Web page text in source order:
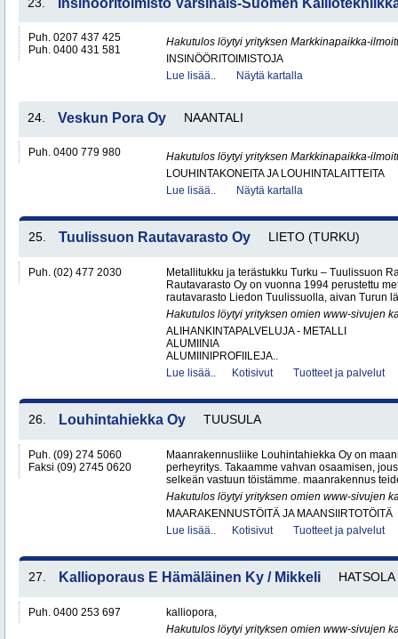
Insinööritoimisto Varsinais-Suomen
Puh. 0207 437 425
Puh. 0400 431 581
Hakutulos löytyi yrityksen Markkinapaikka-
INSINÖÖRITOIMISTOJA
Lue lisää..
Näytä kartalla
24. Veskun Pora Oy NAANTALI
Puh. 0400 779 980
Hakutulos löytyi yrityksen Markkinapaikka-
LOUHINTAKONEITA JA LOUHINTALAITTEITA
Lue lisää..
Näytä kartalla
25. Tuulissuon Rautavarasto Oy LIETO (TURKU)
Puh. (02) 477 2030
Metallitukku ja terästukku Turku – Tuulissuon
Rautavarasto Oy on vuonna 1994 perustettu
rautavarasto Liedon Tuulissuolla, aivan Turun
Hakutulos löytyi yrityksen omien www-sivujen
ALIHANKINTAPALVELUJA - METALLI
ALUMIINIA
ALUMIINIPROFIILEJA..
Lue lisää..
Kotisivut Tuotteet ja palvelut
26. Louhintahiekka Oy TUUSULA
Puh. (09) 274 5060
Faksi (09) 2745 0620
Maanrakennusliike Louhintahiekka Oy on
perheyritys. Takaamme vahvan osaamisen,
selkeän vastuun töistämme. maanrakennus
Hakutulos löytyi yrityksen omien www-sivujen
MAARAKENNUSTÖITÄ JA MAANSIIRTOTÖITÄ
Lue lisää..
Kotisivut Tuotteet ja palvelut
27. Kallioporaus E Hämäläinen Ky / Mikkeli HATSOLA
Puh. 0400 253 697
kalliopora,
Hakutulos löytyi yrityksen omien www-sivujen